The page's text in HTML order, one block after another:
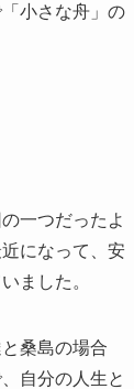
小さな舟」の
一つだったよ
になって、安
ました。
桑島の場合
自分の人生と